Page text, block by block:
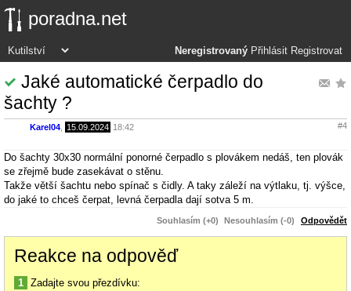
poradna.net
Neregistrovaný Přihlásit Registrovat
Jaké automatické čerpadlo do
šachty ?
Karel04 15.09.2024 18:42 #4
Do šachty 30x30 normální ponorné čerpadlo s plovákem nedáš, ten plovák
se zřejmě bude zasekávat o stěnu.
Takže větší šachtu nebo spínač s čidly. A taky záleží na výtlaku, tj. výšce,
do jaké to chceš čerpat, levná čerpadla dají sotva 5 m.
Souhlasím (+0) Nesouhlasím (-0) Odpovědět
Reakce na odpověď
1 Zadajte svou přezdívku: